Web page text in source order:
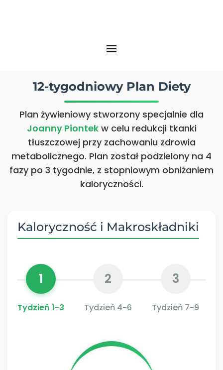
12-tygodniowy Plan Diety
Plan żywieniowy stworzony specjalnie dla
Joanny Piontekw celu redukcji tkanki
tłuszczowej przy zachowaniu zdrowia
metabolicznego. Plan został podzielony na 4
fazy po 3 tygodnie, z stopniowym obniżaniem
kaloryczności.
Kaloryczność i Makroskładniki
1
Tydzień 1-3
2
Tydzień 4-6
3
Tydzień 7-9